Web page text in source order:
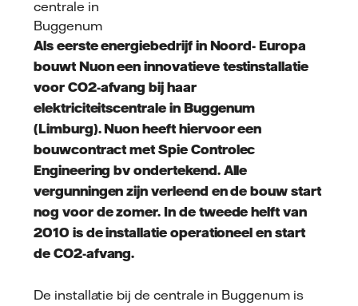
Als eerste energiebedrijf in Noord- Europa
bouwt Nuon een innovatieve testinstallatie
voor CO2-afvang bij haar
elektriciteitscentrale in Buggenum
(Limburg). Nuon heeft hiervoor een
bouwcontract met Spie Controlec
Engineering bv ondertekend. Alle
vergunningen zijn verleend en de bouw start
nog voor de zomer. In de tweede helft van
2010 is de installatie operationeel en start
de CO2-afvang.
De installatie bij de centrale in Buggenum is